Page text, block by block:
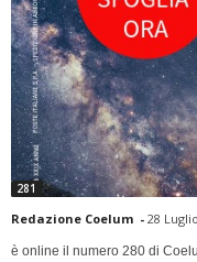
281
Redazione Coelum - 28
è online il numero 280 di